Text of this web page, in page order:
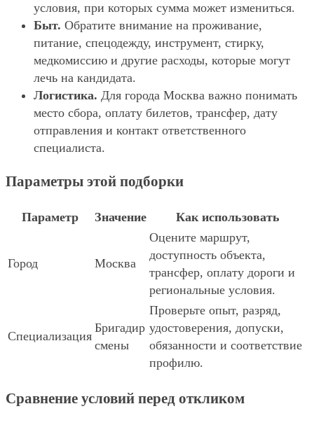
условия, при которых сумма может измениться.
Быт. Обратите внимание на проживание,
питание, спецодежду, инструмент, стирку,
медкомиссию и другие расходы, которые могут
лечь на кандидата.
Логистика. Для города Москва важно понимать
место сбора, оплату билетов, трансфер, дату
отправления и контакт ответственного
специалиста.
Параметры этой подборки
Параметр Значение Как использовать
Город Москва
Оцените маршрут,
доступность объекта,
трансфер, оплату дороги и
региональные условия.
Специализация
Бригадир
смены
Проверьте опыт, разряд,
удостоверения, допуски,
обязанности и соответствие
профилю.
Сравнение условий перед откликом